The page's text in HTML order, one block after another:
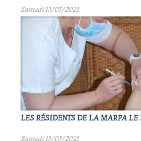
Samedi 13/03/2021
LES RÉSIDENTS DE LA MARPA LE
Samedi 13/03/2021